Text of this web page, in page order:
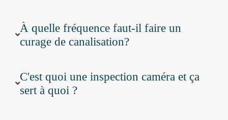
À quelle fréquence faut-il faire un
curage de canalisation?
C'est quoi une inspection caméra et ça
sert à quoi ?